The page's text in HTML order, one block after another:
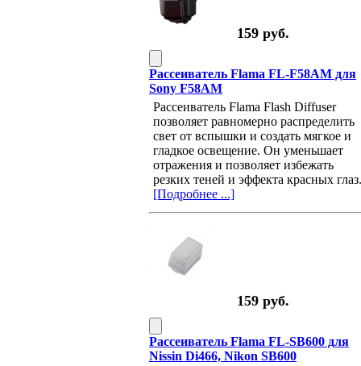
159 руб.
Рассеиватель Flama FL-F58AM для
Sony F58AM
Рассеиватель Flama Flash Diffuser
позволяет равномерно распределить
свет от вспышки и создать мягкое и
гладкое освещение. Он уменьшает
отражения и позволяет избежать
резких теней и эффекта красных глаз.
[Подробнее ...]
159 руб.
Рассеиватель Flama FL-SB600 для
Nissin Di466, Nikon SB600